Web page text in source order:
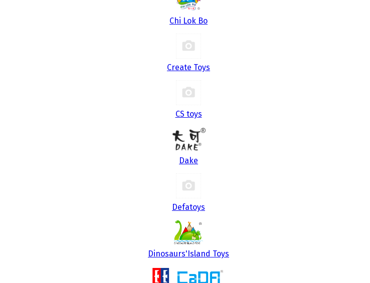
Chi Lok Bo
Create Toys
CS toys
Dake
Defatoys
Dinosaurs'Island Toys